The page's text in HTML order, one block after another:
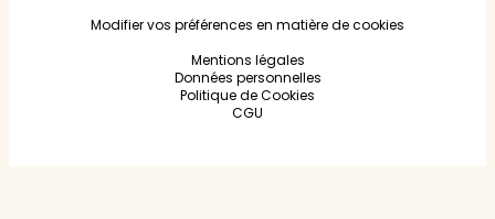
Modifier vos préférences en matière de cookies
Mentions légales
Données personnelles
Politique de Cookies
CGU